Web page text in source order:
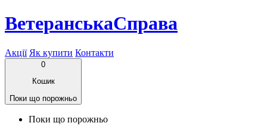
ВетеранськаСправа
Акції Як купити Контакти
0
Кошик
Поки що порожньо
Поки що порожньо